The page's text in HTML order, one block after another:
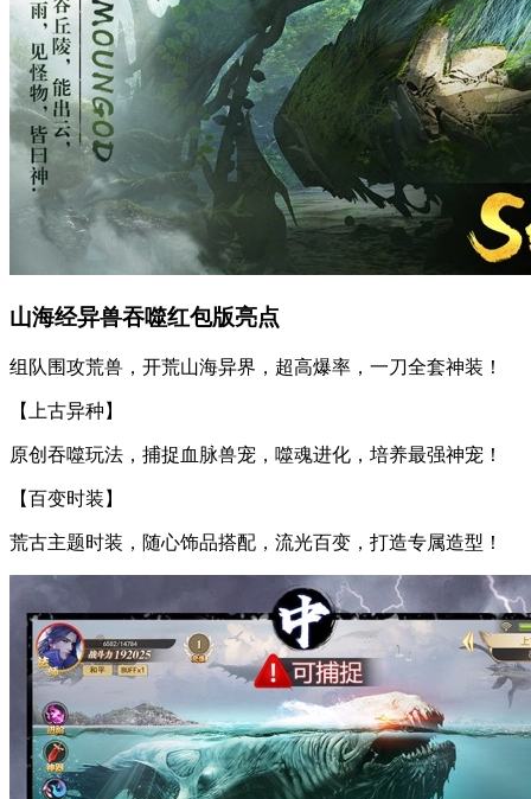
山海经异兽吞噬红包版亮点
组队围攻荒兽，开荒山海异界，超高爆率，一刀全套神装！
【上古异种】
原创吞噬玩法，捕捉血脉兽宠，噬魂进化，培养最强神宠！
【百变时装】
荒古主题时装，随心饰品搭配，流光百变，打造专属造型！